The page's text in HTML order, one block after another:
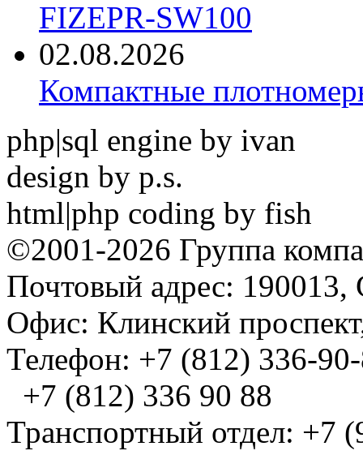
FIZEPR-SW100
02.08.2026
Компактные
php|sql engine by ivan
design by p.s.
html|php coding by fish
©2001-2026 Группа
Почтовый адрес: 190013,
Офис: Клинский
Телефон: +7 (812) 336-
+7 (812) 336 90 88
Транспортный отдел: +7